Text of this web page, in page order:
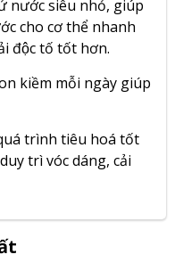
nước siêu nhỏ, giúp
cho cơ thể nhanh
độc tố tốt hơn.
kiềm mỗi ngày giúp
trình tiêu hoá tốt
trì vóc dáng, cải